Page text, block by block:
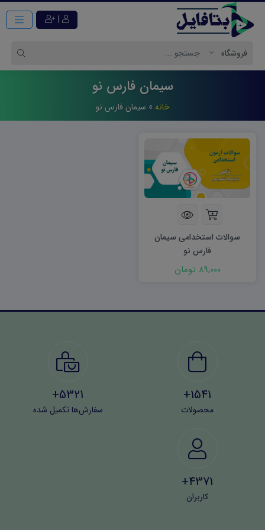
|
سیمان فارس نو
خانه » سیمان فارس نو
سوالات استخدامی سیمان
فارس نو
89,000 تومان
1541+
محصولات
5321+
سفارش‌ها تکمیل شده
4371+
کاربران